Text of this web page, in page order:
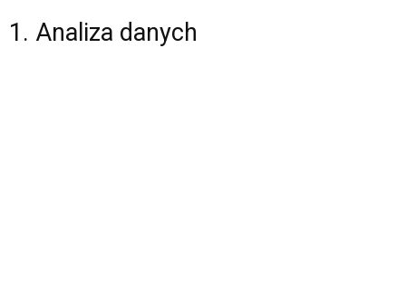
1. Analiza danych